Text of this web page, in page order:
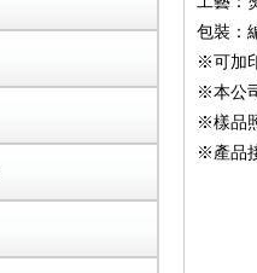
包裝：
※可加
※本公
※樣品
※產品